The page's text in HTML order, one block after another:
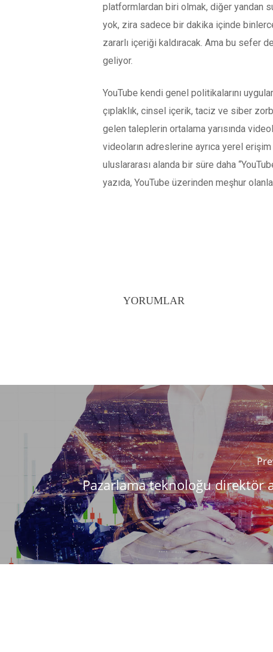
platformlardan biri olmak, diğer yandan
yok, zira sadece bir dakika içinde
zararlı içeriği kaldıracak. Ama bu sefer
geliyor.
YouTube kendi genel politikalarını
çıplaklık, cinsel içerik, taciz ve siber
gelen taleplerin ortalama yarısında
videoların adreslerine ayrıca yerel
uluslararası alanda bir süre daha
yazıda, YouTube üzerinden meşhur
YORUMLAR
Pazarlama teknoloğu direktör